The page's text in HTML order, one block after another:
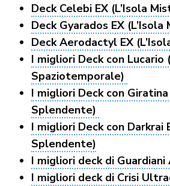
Deck Celebi EX (L’Isola
Deck Gyarados EX
Deck Aerodactyl EX
I migliori Deck con Lucario
Spaziotemporale)
I migliori Deck con
Splendente)
I migliori Deck con Darkrai
Splendente)
I migliori deck di
I migliori deck di Crisi